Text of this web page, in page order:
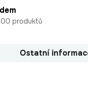
produktů
Ostatní